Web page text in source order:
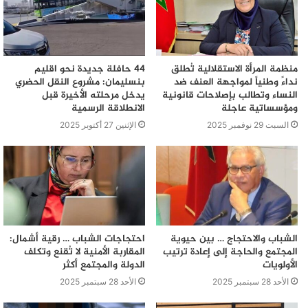
منظمة المرأة الاستقلالية تُطلق
نداءً وطنياً لمواجهة العنف ضد
النساء وتطالب بإصلاحات قانونية
ومؤسساتية عاجلة
السبت 29 نوفمبر 2025
44 حافلة جديدة نحو اقليم
بنسليمان: مشروع النقل الحضري
يدخل مرحلته الأخيرة قبل
الانطلاقة الرسمية
الإثنين 27 أكتوبر 2025
الشباب والاحتجاج … بين حيوية
المجتمع والحاجة إلى إعادة ترتيب
الأولويات
الأحد 28 سبتمبر 2025
احتجاجات الشباب … رقية أشمال:
المقاربة الأمنية لا تُقنع وتكلف
الدولة والمجتمع أكثر
الأحد 28 سبتمبر 2025